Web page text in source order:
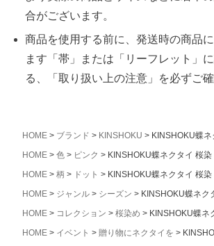
合がございます。
商品を使用する前に、発送時の商品
ます「帯」または「リーフレット」
る、「取り扱い上の注意」を必ずご確
HOME ブランド KINSHOKU
KINSHOKU蝶
HOME
色 ピンク
KINSHOKU蝶ネクタイ 桜染
HOME
柄 ドット
KINSHOKU蝶ネクタイ 桜染
HOME
ジャンル シーズン
KINSHOKU蝶ネク
HOME
コレクション 桜染め
KINSHOKU蝶ネ
HOME
イベント 贈り物にネクタイを